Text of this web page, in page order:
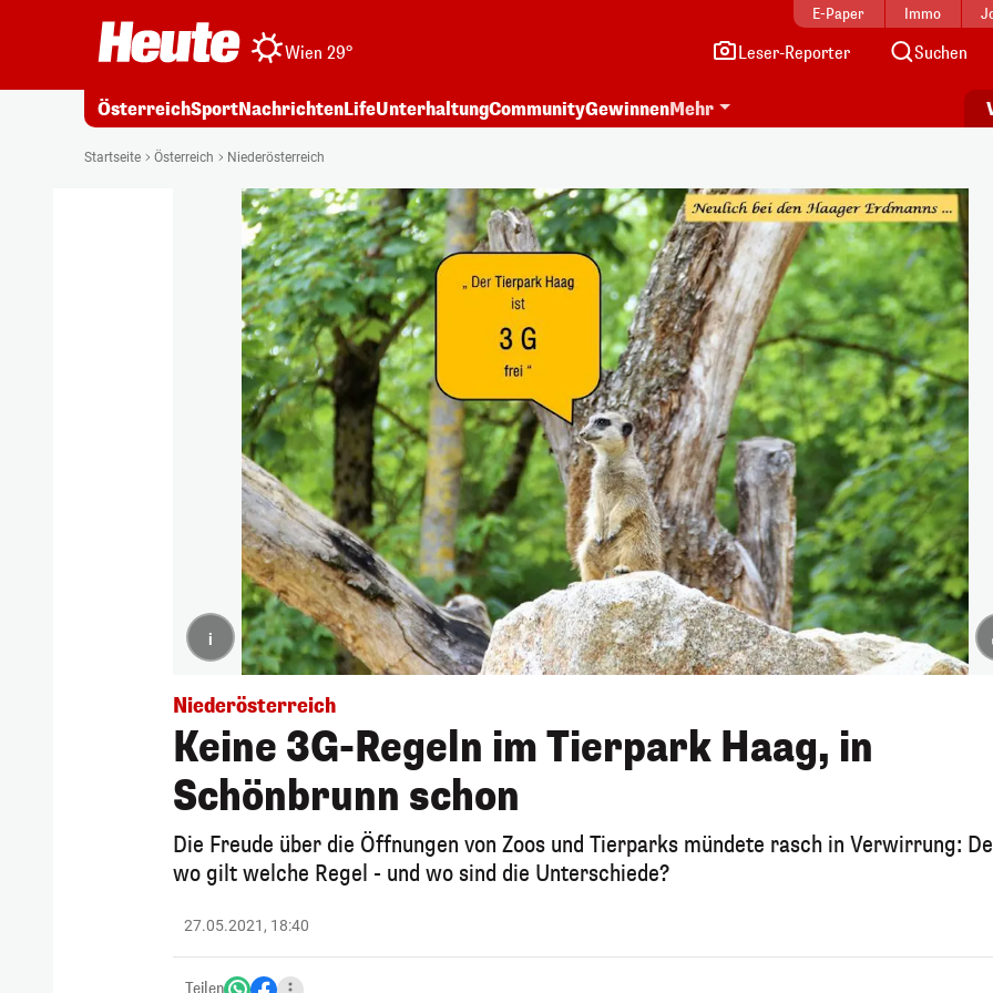
E-Paper Immo
Wien 29° Leser-Reporter Suchen
ÖsterreichSportNachrichtenLifeUnterhaltungCommunityGewinnenMehr
Startseite Österreich Niederösterreich
i
Niederösterreich
Keine 3G-Regeln im Tierpark Haag, in
Schönbrunn schon
Die Freude über die Öffnungen von Zoos und Tierparks mündete rasch in Verwirrung:
wo gilt welche Regel - und wo sind die Unterschiede?
27.05.2021, 18:40